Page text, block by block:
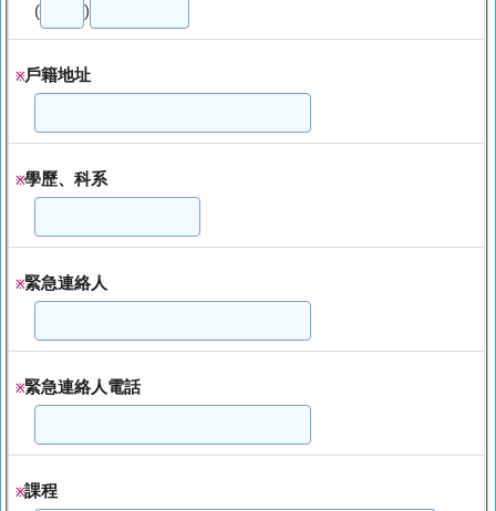
( )
※戶籍地址
※學歷、科系
※緊急連絡人
※緊急連絡人電話
※課程